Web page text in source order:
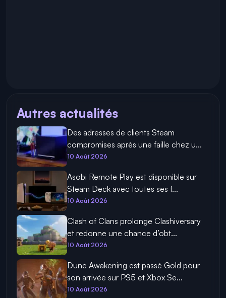
Autres actualités
Des adresses de clients Steam
compromises après une faille chez u...
10 Août 2026
Asobi Remote Play est disponible sur
Steam Deck avec toutes ses f...
10 Août 2026
Clash of Clans prolonge Clashiversary
et redonne une chance d’obt...
10 Août 2026
Dune Awakening est passé Gold pour
son arrivée sur PS5 et Xbox Se...
10 Août 2026